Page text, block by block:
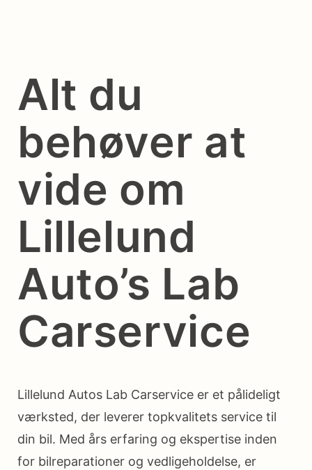
Alt du
behøver at
vide om
Lillelund
Auto’s Lab
Carservice
Lillelund Autos Lab Carservice er et pålideligt
værksted, der leverer topkvalitets service til
din bil. Med års erfaring og ekspertise inden
for bilreparationer og vedligeholdelse, er